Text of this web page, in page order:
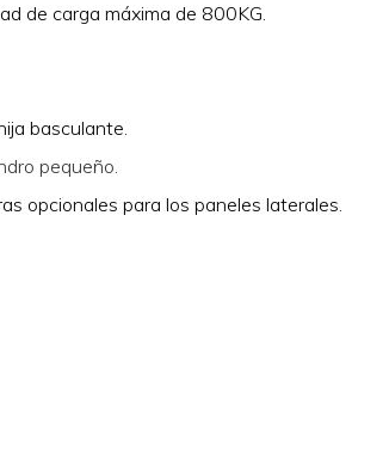
de carga máxima de 800KG.
basculante.
pequeño.
opcionales para los paneles laterales.